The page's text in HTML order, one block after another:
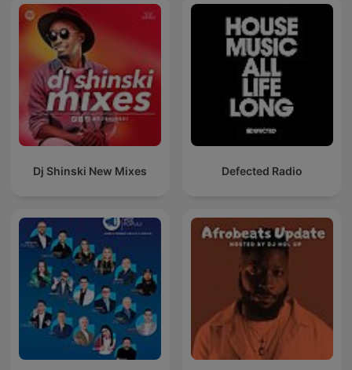
Dj Shinski New Mixes Defected Radio